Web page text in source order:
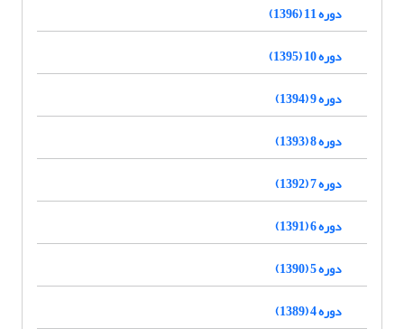
دوره 11 (1396)
دوره 10 (1395)
دوره 9 (1394)
دوره 8 (1393)
دوره 7 (1392)
دوره 6 (1391)
دوره 5 (1390)
دوره 4 (1389)